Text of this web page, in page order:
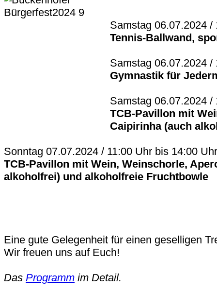
Samstag 06.07.2024 /
Tennis-Ballwand,
Samstag 06.07.2024 /
Gymnastik für
Samstag 06.07.2024
TCB-Pavillon mit
Caipirinha (auch
Sonntag 07.07.2024 / 11:00 Uhr bis 14:00 Uhr
TCB-Pavillon mit Wein, Weinschorle,
alkoholfrei) und alkoholfreie Fruchtbowle
Eine gute Gelegenheit für einen geselligen
Wir freuen uns auf Euch!
Das Programm im Detail.